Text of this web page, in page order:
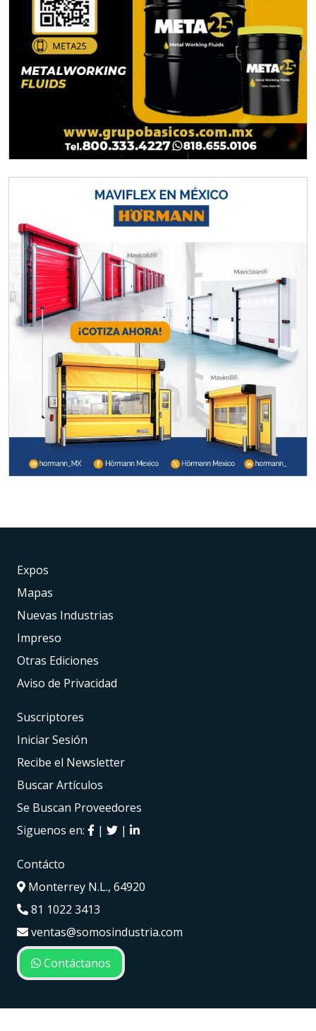
Expos
Mapas
Nuevas Industrias
Impreso
Otras Ediciones
Aviso de Privacidad
Suscriptores
Iniciar Sesión
Recibe el Newsletter
Buscar Artículos
Se Buscan Proveedores
Siguenos en:
| |
Contácto
Monterrey N.L., 64920
81 1022 3413
ventas@somosindustria.com
Contáctanos